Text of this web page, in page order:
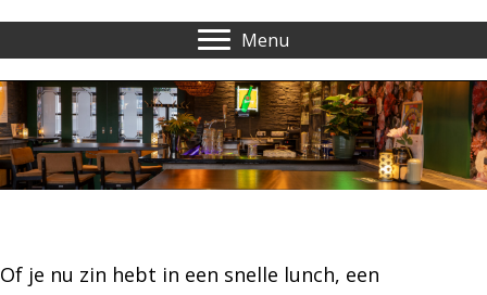
Menu
Of je nu zin hebt in een snelle lunch, een